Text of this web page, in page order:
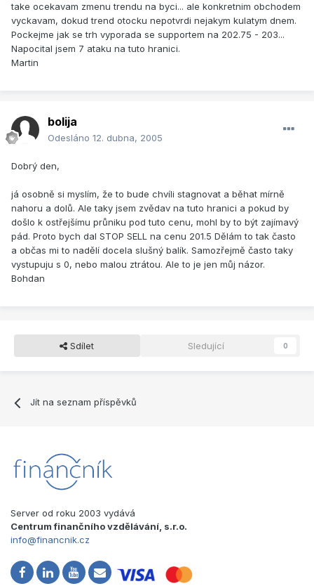
take ocekavam zmenu trendu na byci... ale konkretnim obchodem
vyckavam, dokud trend otocku nepotvrdi nejakym kulatym dnem.
Pockejme jak se trh vyporada se supportem na 202.75 - 203...
Napocital jsem 7 ataku na tuto hranici.
Martin
bolija
Odesláno 12. dubna, 2005
Dobrý den,
já osobně si myslím, že to bude chvíli stagnovat a běhat mírně
nahoru a dolů. Ale taky jsem zvědav na tuto hranici a pokud by
došlo k ostřejšímu průniku pod tuto cenu, mohl by to být zajímavý
pád. Proto bych dal STOP SELL na cenu 201.5 Dělám to tak často
a občas mi to nadělí docela slušný balík. Samozřejmě často taky
vystupuju s 0, nebo malou ztrátou. Ale to je jen můj názor.
Bohdan
Sdílet Sledující 0
Jít na seznam příspěvků
Server od roku 2003 vydává
Centrum finančního vzdělávání, s.r.o.
info@financnik.cz